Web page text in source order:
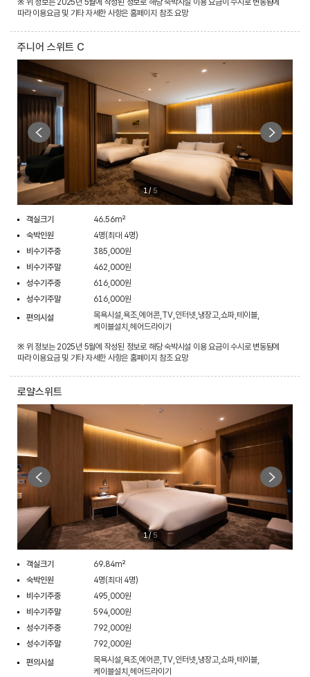
따라 이용요금 및 기타 자세한 사항은 홈페이지 참조 요망
주니어 스위트 C
1/ 5
객실크기
46.56m²
숙박인원
4명(최대 4명)
비수기주중
385,000원
비수기주말
462,000원
성수기주중
616,000원
성수기주말
616,000원
편의시설
목욕시설,욕조,에어콘,TV,인터넷,냉장고,쇼파,테이블,
케이블설치,헤어드라이기
※ 위 정보는 2025년 5월에 작성된 정보로 해당 숙박시설 이용 요금이 수시로 변동됨에
따라 이용요금 및 기타 자세한 사항은 홈페이지 참조 요망
로얄스위트
1/ 5
객실크기
69.84m²
숙박인원
4명(최대 4명)
비수기주중
495,000원
비수기주말
594,000원
성수기주중
792,000원
성수기주말
792,000원
편의시설
목욕시설,욕조,에어콘,TV,인터넷,냉장고,쇼파,테이블,
케이블설치,헤어드라이기